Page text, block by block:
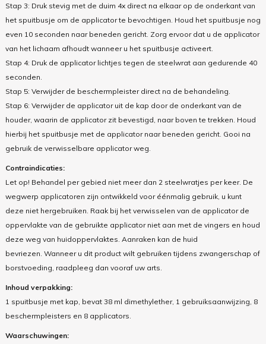
Stap 3: Druk stevig met de duim 4x direct na elkaar op de onderkant van
het spuitbusje om de applicator te bevochtigen. Houd het spuitbusje nog
even 10 seconden naar beneden gericht. Zorg ervoor dat u de applicator
van het lichaam afhoudt wanneer u het spuitbusje activeert.
Stap 4: Druk de applicator lichtjes tegen de steelwrat aan gedurende 40
seconden.
Stap 5: Verwijder de beschermpleister direct na de behandeling.
Stap 6: Verwijder de applicator uit de kap door de onderkant van de
houder, waarin de applicator zit bevestigd, naar boven te trekken. Houd
hierbij het spuitbusje met de applicator naar beneden gericht. Gooi na
gebruik de verwisselbare applicator weg.
Contraindicaties:
Let op! Behandel per gebied niet meer dan 2 steelwratjes per keer. De
wegwerp applicatoren zijn ontwikkeld voor éénmalig gebruik, u kunt
deze niet hergebruiken. Raak bij het verwisselen van de applicator de
oppervlakte van de gebruikte applicator niet aan met de vingers en houd
deze weg van huidoppervlaktes. Aanraken kan de huid
bevriezen. Wanneer u dit product wilt gebruiken tijdens zwangerschap of
borstvoeding, raadpleeg dan vooraf uw arts.
Inhoud verpakking:
1 spuitbusje met kap, bevat 38 ml dimethylether, 1 gebruiksaanwijzing, 8
beschermpleisters en 8 applicators.
Waarschuwingen: